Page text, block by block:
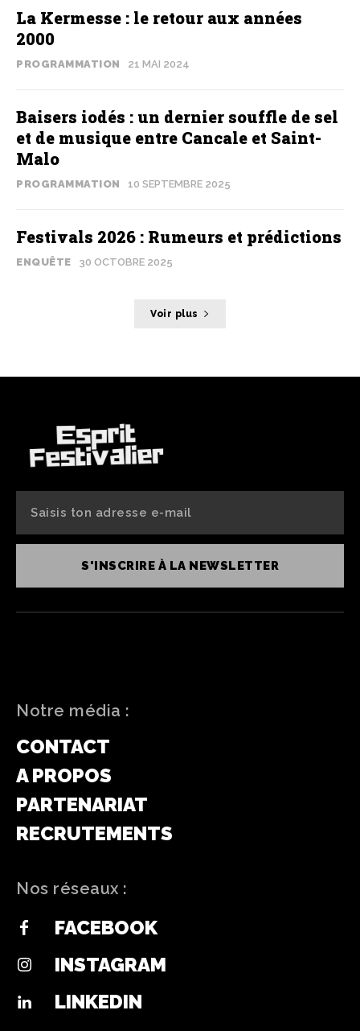
La Kermesse : le retour aux années
2000
PROGRAMMATION 21 MAI 2024
Baisers iodés : un dernier souffle de sel
et de musique entre Cancale et Saint-
Malo
PROGRAMMATION 10 SEPTEMBRE 2025
Festivals 2026 : Rumeurs et prédictions
ENQUÊTE 30 OCTOBRE 2025
Voir plus
S'INSCRIRE À LA NEWSLETTER
Notre média :
CONTACT
A PROPOS
PARTENARIAT
RECRUTEMENTS
Nos réseaux :
FACEBOOK
INSTAGRAM
LINKEDIN